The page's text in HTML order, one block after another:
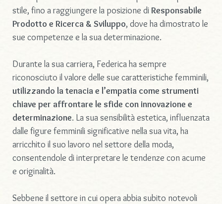
stile, fino a raggiungere la posizione diResponsabile
Prodotto e Ricerca & Sviluppo, dove ha dimostrato le
sue competenze e la sua determinazione.
Durante la sua carriera, Federica ha sempre
riconosciuto il valore delle sue caratteristiche femminili,
utilizzando la tenacia e l’empatia come strumenti
chiave per affrontare le sfide con innovazione e
determinazione. La sua sensibilità estetica, influenzata
dalle figure femminili significative nella sua vita, ha
arricchito il suo lavoro nel settore della moda,
consentendole di interpretare le tendenze con acume
e originalità.
Sebbene il settore in cui opera abbia subito notevoli